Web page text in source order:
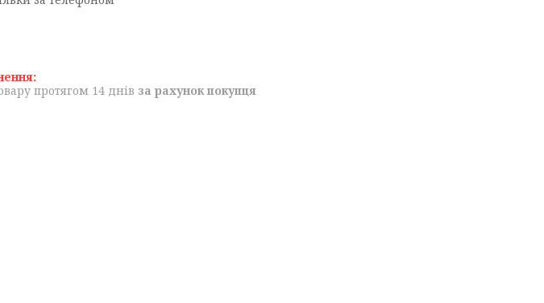
протягом 14 днів за рахунок покупця